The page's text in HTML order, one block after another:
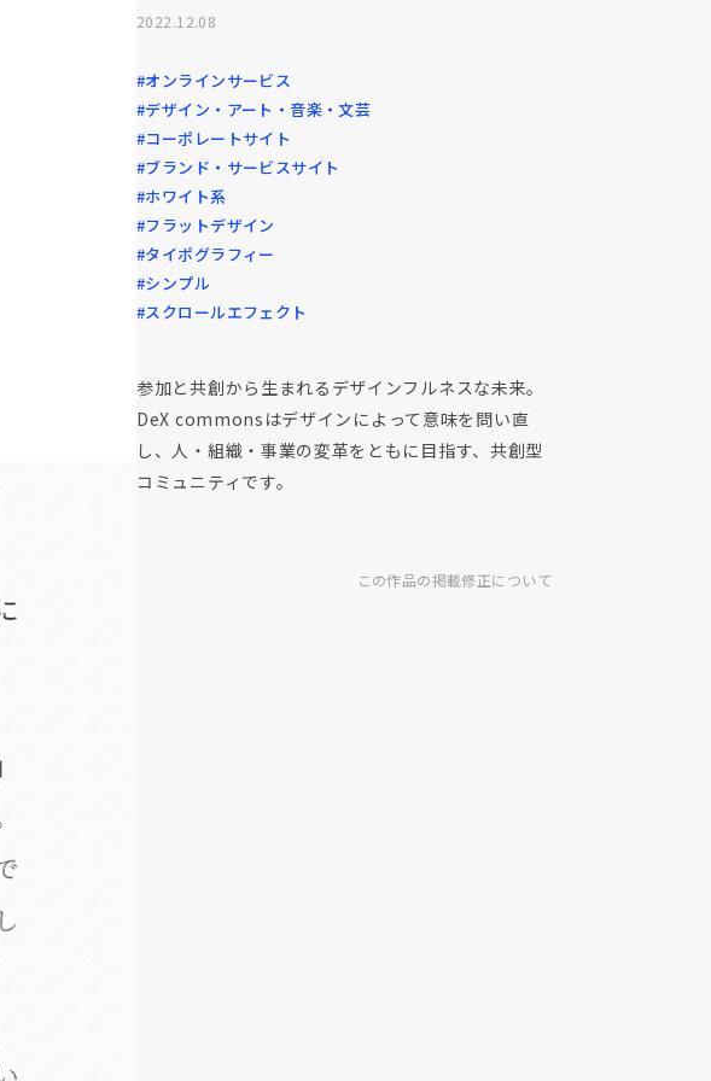
2022.12.08
#オンラインサービス
#デザイン・アート・音楽・文芸
#コーポレートサイト
#ブランド・サービスサイト
#ホワイト系
#フラットデザイン
#タイポグラフィー
#シンプル
#スクロールエフェクト
参加と共創から生まれるデザインフルネスな未来。
DeX commonsはデザインによって意味を問い直
し、人・組織・事業の変革をともに目指す、共創型
コミュニティです。
この作品の掲載修正について